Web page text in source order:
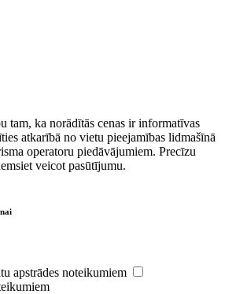
tam, ka norādītās cenas ir ​informatīvas
atkarībā ​no ​vietu pieejamības lidmašīnā
operatoru piedāvājumiem. Precīzu
veicot pasūtījumu.
apstrādes noteikumiem